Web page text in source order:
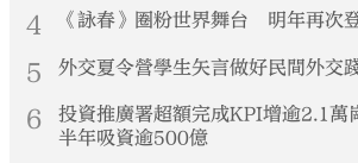
4 《詠春》圈粉世界舞台 明年再次
5 外交夏令營學生矢言做好民間外交
6
投資推廣署超額完成KPI增逾2.1
半年吸資逾500億